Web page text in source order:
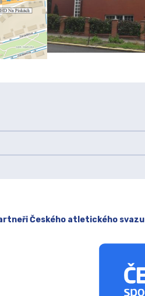
Českého atletického svazu